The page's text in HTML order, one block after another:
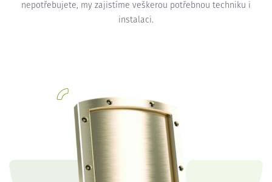
nepotřebujete, my zajistíme veškerou potřebnou techniku i
instalaci.